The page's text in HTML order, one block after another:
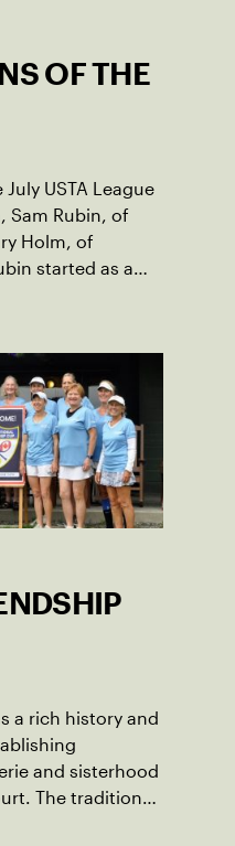
OF THE
USTA League
Sam Rubin, of
Holm, of
started as a
a captain of the
Mass. This
team, which
Tennis &
to a
a rich history and
and sisterhood
The tradition